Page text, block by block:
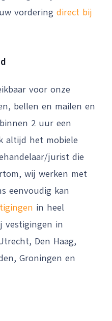
vordering direct bij
voor onze
bellen en mailen en
2 uur een
altijd het mobiele
jurist die
wij werken met
eenvoudig kan
in heel
vestigingen in
Den Haag,
Groningen en